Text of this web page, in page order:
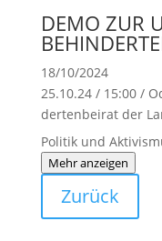
DEMO ZUR
18/10/2024
25.10.24 / 15:00 /
der­ten­beirat der
Politik und
Mehr anzeigen
Zurück